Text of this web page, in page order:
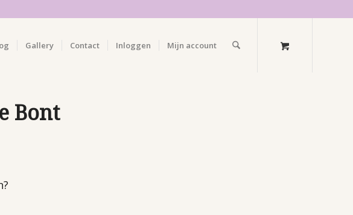
Gallery Contact Inloggen Mijn account
Bont